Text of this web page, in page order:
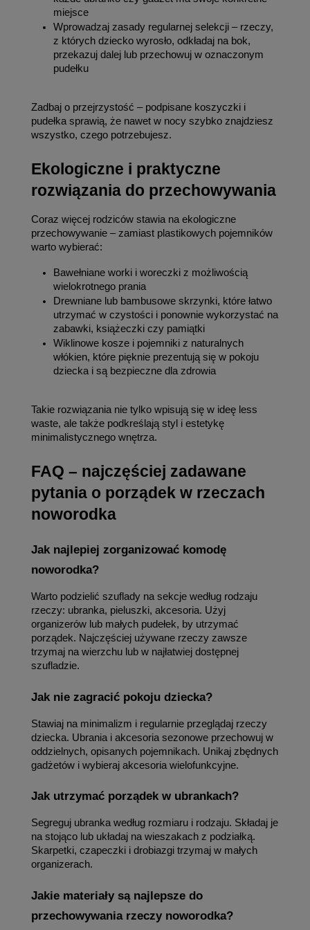
miejsce
Wprowadzaj zasady regularnej selekcji – rzeczy,
z których dziecko wyrosło, odkładaj na bok,
przekazuj dalej lub przechowuj w oznaczonym
pudełku
Zadbaj o przejrzystość – podpisane koszyczki i
pudełka sprawią, że nawet w nocy szybko znajdziesz
wszystko, czego potrzebujesz.
Ekologiczne i praktyczne
rozwiązania do przechowywania
Coraz więcej rodziców stawia na ekologiczne
przechowywanie – zamiast plastikowych pojemników
warto wybierać:
Bawełniane worki i woreczki z możliwością
wielokrotnego prania
Drewniane lub bambusowe skrzynki, które łatwo
utrzymać w czystości i ponownie wykorzystać na
zabawki, książeczki czy pamiątki
Wiklinowe kosze i pojemniki z naturalnych
włókien, które pięknie prezentują się w pokoju
dziecka i są bezpieczne dla zdrowia
Takie rozwiązania nie tylko wpisują się w ideę less
waste, ale także podkreślają styl i estetykę
minimalistycznego wnętrza.
FAQ – najczęściej zadawane
pytania o porządek w rzeczach
noworodka
Jak najlepiej zorganizować komodę
noworodka?
Warto podzielić szuflady na sekcje według rodzaju
rzeczy: ubranka, pieluszki, akcesoria. Użyj
organizerów lub małych pudełek, by utrzymać
porządek. Najczęściej używane rzeczy zawsze
trzymaj na wierzchu lub w najłatwiej dostępnej
szufladzie.
Jak nie zagracić pokoju dziecka?
Stawiaj na minimalizm i regularnie przeglądaj rzeczy
dziecka. Ubrania i akcesoria sezonowe przechowuj w
oddzielnych, opisanych pojemnikach. Unikaj zbędnych
gadżetów i wybieraj akcesoria wielofunkcyjne.
Jak utrzymać porządek w ubrankach?
Segreguj ubranka według rozmiaru i rodzaju. Składaj je
na stojąco lub układaj na wieszakach z podziałką.
Skarpetki, czapeczki i drobiazgi trzymaj w małych
organizerach.
Jakie materiały są najlepsze do
przechowywania rzeczy noworodka?